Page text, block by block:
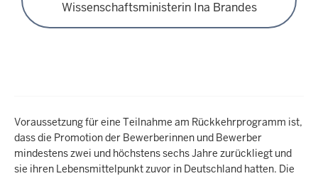
Wissenschaftsministerin Ina Brandes
Voraussetzung für eine Teilnahme am Rückkehrprogramm ist,
dass die Promotion der Bewerberinnen und Bewerber
mindestens zwei und höchstens sechs Jahre zurückliegt und
sie ihren Lebensmittelpunkt zuvor in Deutschland hatten. Die